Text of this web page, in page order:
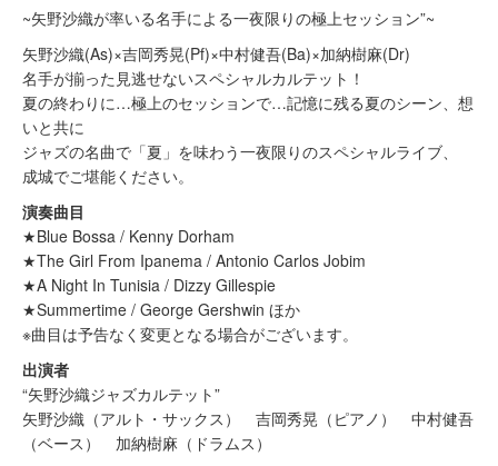
~矢野沙織が率いる名手による一夜限りの極上セッション”~
矢野沙織(As)×吉岡秀晃(Pf)×中村健吾(Ba)×加納樹麻(Dr)
名手が揃った見逃せないスペシャルカルテット！
夏の終わりに…極上のセッションで…記憶に残る夏のシーン、想
いと共に
ジャズの名曲で「夏」を味わう一夜限りのスペシャルライブ、
成城でご堪能ください。
演奏曲目
★Blue Bossa / Kenny Dorham
★The Girl From Ipanema / Antonio Carlos Jobim
★A Night In Tunisia / Dizzy Gillespie
★Summertime / George Gershwin ほか
※曲目は予告なく変更となる場合がございます。
出演者
“矢野沙織ジャズカルテット”
矢野沙織（アルト・サックス） 吉岡秀晃（ピアノ） 中村健吾
（ベース） 加納樹麻（ドラムス）